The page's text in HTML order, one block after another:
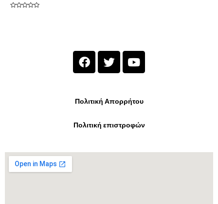
Πολιτική Απορρήτου
Πολιτική επιστροφών